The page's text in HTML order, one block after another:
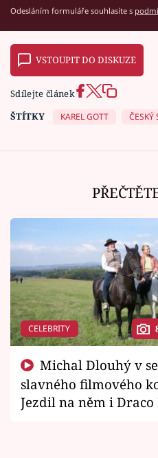
Odesláním formuláře souhlasíte s
VSTOUPIT DO DISKUZE
Sdílejte článek
ŠTÍTKY
KAREL GOTT ČESKÝ
CELEBRITY
slavného filmového
Jezdil na něm i